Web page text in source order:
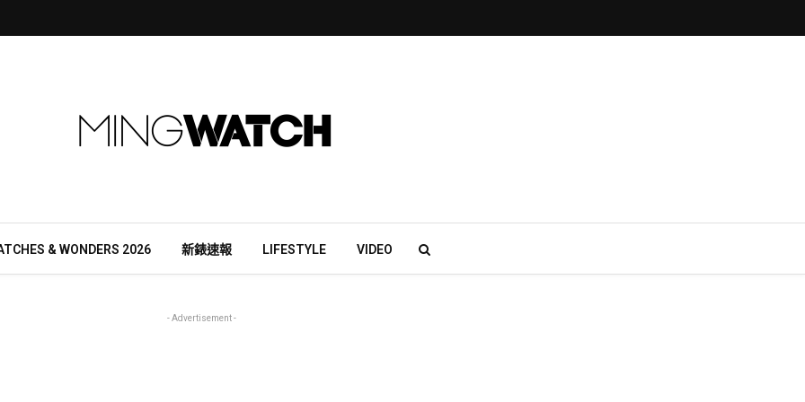
& WONDERS 2026 新錶速報 LIFESTYLE VIDEO
- Advertisement -